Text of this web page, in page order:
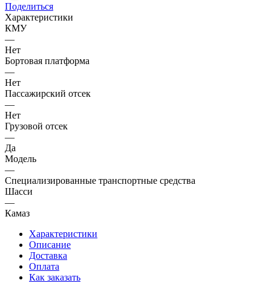
Поделиться
Характеристики
КМУ
—
Нет
Бортовая платформа
—
Нет
Пассажирский отсек
—
Нет
Грузовой отсек
—
Да
Модель
—
Специализированные транспортные средства
Шасси
—
Камаз
Характеристики
Описание
Доставка
Оплата
Как заказать